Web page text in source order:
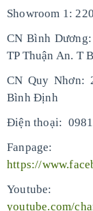
Showroom 1:
CN Bình
TP Thuận An. T
CN Quy Nhơn:
Bình Định
Điện thoại:
Fanpage:
https://
Youtube:
youtube.com/